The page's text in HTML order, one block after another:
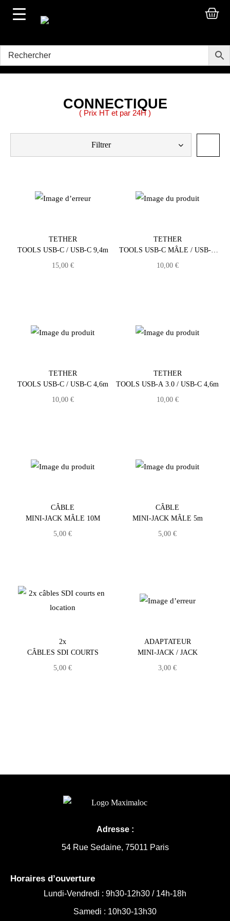
CONNECTIQUE
( Prix HT et par 24H )
Filtrer
TETHER
TOOLS USB-C / USB-C 9,4m
15,00 €
TETHER
TOOLS USB-C MÂLE / USB-C
FEMELLE 5m
10,00 €
TETHER
TOOLS USB-C / USB-C 4,6m
10,00 €
TETHER
TOOLS USB-A 3.0 / USB-C 4,6m
10,00 €
CÂBLE
MINI-JACK MÂLE 10M
5,00 €
CÂBLE
MINI-JACK MÂLE 5m
5,00 €
2x
CÂBLES SDI COURTS
5,00 €
ADAPTATEUR
MINI-JACK / JACK
3,00 €
Adresse :
54 Rue Sedaine, 75011 Paris
Horaires d’ouverture
Lundi-Vendredi : 9h30-12h30 / 14h-18h
Samedi : 10h30-13h30